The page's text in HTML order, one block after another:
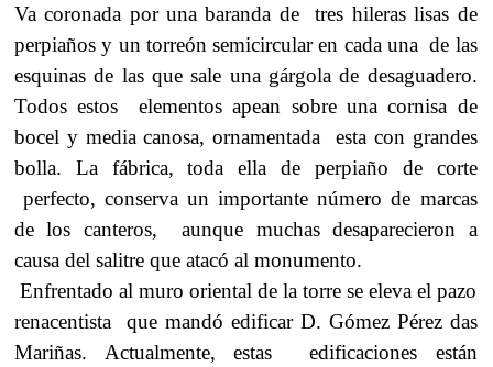
Va coronada por una baranda de tres hileras lisas de
perpiaños y un torreón semicircular en cada una de las
esquinas de las que sale una gárgola de desaguadero.
Todos estos elementos apean sobre una cornisa de
bocel y media canosa, ornamentada esta con grandes
bolla. La fábrica, toda ella de perpiaño de corte
perfecto, conserva un importante número de marcas
de los canteros, aunque muchas desaparecieron a
causa del salitre que atacó al monumento.
Enfrentado al muro oriental de la torre se eleva el pazo
renacentista que mandó edificar D. Gómez Pérez das
Mariñas. Actualmente, estas edificaciones están